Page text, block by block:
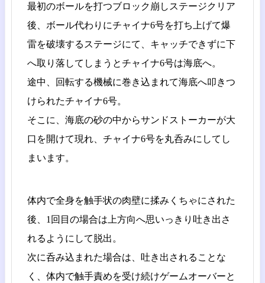
最初のボールを打つブロック崩しステージクリア
後、ボール代わりにチャイナ6号を打ち上げて爆
雷を破壊するステージにて、キャッチできずに下
へ取り落してしまうとチャイナ6号は海底へ。
途中、回転する機械に巻き込まれて海底へ叩きつ
けられたチャイナ6号。
そこに、海底の砂の中からサンドストーカーが大
口を開けて現れ、チャイナ6号を丸呑みにしてし
まいます。
体内で全身を触手状の肉壁に揉みくちゃにされた
後、1回目の場合は上方向へ思いっきり吐き出さ
れるようにして脱出。
次に呑み込まれた場合は、吐き出されることな
く、体内で触手責めを受け続けゲームオーバーと